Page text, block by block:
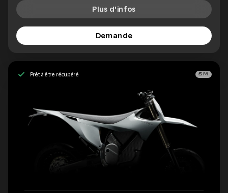
Plus d'infos
Demande
Prêt à être récupéré SM